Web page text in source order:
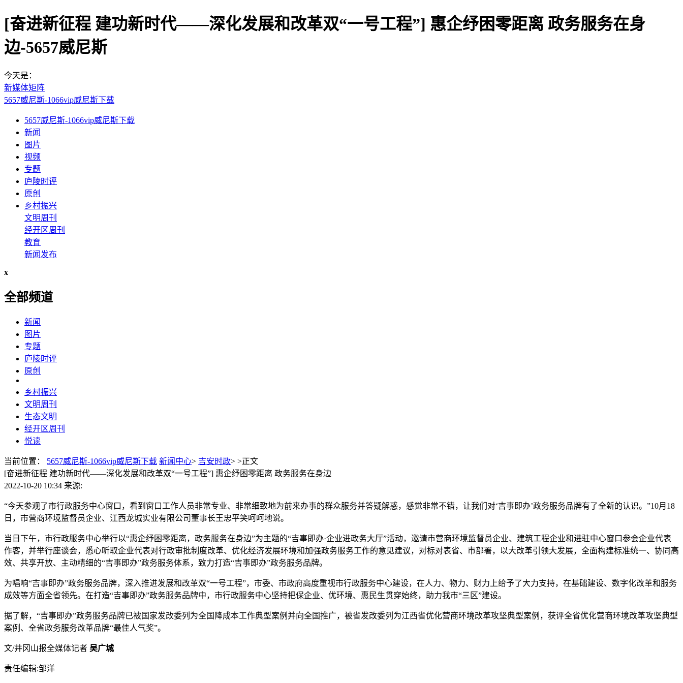
[奋进新征程 建功新时代——深化发展和改革双“一号工程”] 惠企纾困零距离 政务服务在身
边-5657威尼斯
今天是：
新媒体矩阵
5657威尼斯-1066vip威尼斯下载
5657威尼斯-1066vip威尼斯下载
新闻
图片
视频
专题
庐陵时评
原创
乡村振兴
文明周刊
经开区周刊
教育
新闻发布
x
全部频道
新闻
图片
专题
庐陵时评
原创
乡村振兴
文明周刊
生态文明
经开区周刊
悦读
当前位置： 5657威尼斯-1066vip威尼斯下载 新闻中心> 吉安时政> >正文
[奋进新征程 建功新时代——深化发展和改革双“一号工程”] 惠企纾困零距离 政务服务在身边
2022-10-20 10:34 来源:
“今天参观了市行政服务中心窗口，看到窗口工作人员非常专业、非常细致地为前来办事的群众服务并答疑解惑，感觉非常不错，让我们对‘吉事即办’政务服务品牌有了全新的认识。”10月18
日，市营商环境监督员企业、江西龙城实业有限公司董事长王忠平笑呵呵地说。
当日下午，市行政服务中心举行以“惠企纾困零距离，政务服务在身边”为主题的“吉事即办·企业进政务大厅”活动，邀请市营商环境监督员企业、建筑工程企业和进驻中心窗口参会企业代表
作客，并举行座谈会，悉心听取企业代表对行政审批制度改革、优化经济发展环境和加强政务服务工作的意见建议，对标对表省、市部署，以大改革引领大发展，全面构建标准统一、协同高
效、共享开放、主动精细的“吉事即办”政务服务体系，致力打造“吉事即办”政务服务品牌。
为唱响“吉事即办”政务服务品牌，深入推进发展和改革双“一号工程”，市委、市政府高度重视市行政服务中心建设，在人力、物力、财力上给予了大力支持，在基础建设、数字化改革和服务
成效等方面全省领先。在打造“吉事即办”政务服务品牌中，市行政服务中心坚持把保企业、优环境、惠民生贯穿始终，助力我市“三区”建设。
据了解，“吉事即办”政务服务品牌已被国家发改委列为全国降成本工作典型案例并向全国推广，被省发改委列为江西省优化营商环境改革攻坚典型案例，获评全省优化营商环境改革攻坚典型
案例、全省政务服务改革品牌“最佳人气奖”。
文/井冈山报全媒体记者 吴广城
责任编辑:邹洋